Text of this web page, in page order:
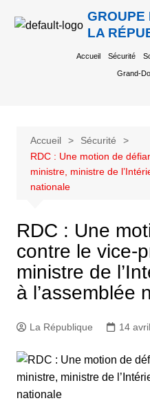
GROUPE
LA
Accueil Sécurité
Grand-
Accueil
Sécurité
RDC : Une motion de
ministre, ministre de
nationale
RDC : Une
contre le vice-
ministre de
à l’assemblée
La République 14